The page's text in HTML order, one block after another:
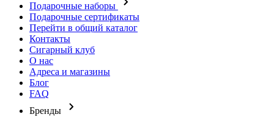
Подарочные наборы
Подарочные сертификаты
Перейти в общий каталог
Контакты
Сигарный клуб
О нас
Адреса и магазины
Блог
FAQ
Бренды